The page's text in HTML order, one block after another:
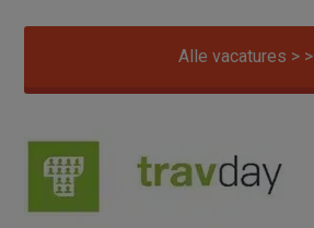
Alle vacatures > >